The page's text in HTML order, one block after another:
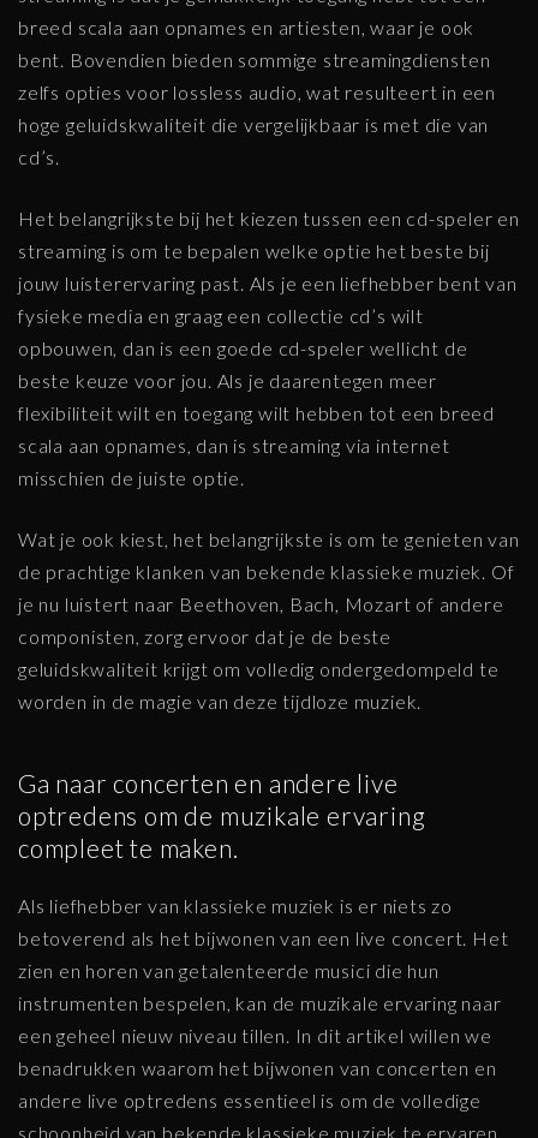
breed scala aan opnames en artiesten, waar je ook
bent. Bovendien bieden sommige streamingdiensten
zelfs opties voor lossless audio, wat resulteert in een
hoge geluidskwaliteit die vergelijkbaar is met die van
cd’s.
Het belangrijkste bij het kiezen tussen een cd-speler en
streaming is om te bepalen welke optie het beste bij
jouw luisterervaring past. Als je een liefhebber bent van
fysieke media en graag een collectie cd’s wilt
opbouwen, dan is een goede cd-speler wellicht de
beste keuze voor jou. Als je daarentegen meer
flexibiliteit wilt en toegang wilt hebben tot een breed
scala aan opnames, dan is streaming via internet
misschien de juiste optie.
Wat je ook kiest, het belangrijkste is om te genieten van
de prachtige klanken van bekende klassieke muziek. Of
je nu luistert naar Beethoven, Bach, Mozart of andere
componisten, zorg ervoor dat je de beste
geluidskwaliteit krijgt om volledig ondergedompeld te
worden in de magie van deze tijdloze muziek.
Ga naar concerten en andere live
optredens om de muzikale ervaring
compleet te maken.
Als liefhebber van klassieke muziek is er niets zo
betoverend als het bijwonen van een live concert. Het
zien en horen van getalenteerde musici die hun
instrumenten bespelen, kan de muzikale ervaring naar
een geheel nieuw niveau tillen. In dit artikel willen we
benadrukken waarom het bijwonen van concerten en
andere live optredens essentieel is om de volledige
schoonheid van bekende klassieke muziek te ervaren.